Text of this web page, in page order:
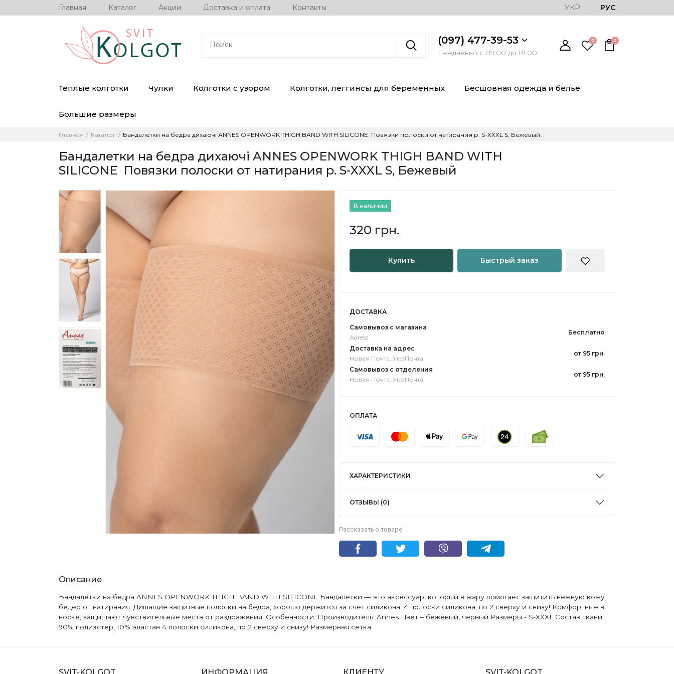
Главная Каталог Акции Доставка и оплата Контакты УКР РУС
(097) 477-39-53
Ежедневно с 09:00 до 18:00
0 0
Теплые колготки Чулки Колготки с узором Колготки, леггинсы для беременных Бесшовная одежда и белье
Большие размеры
Главная Каталог Бандалетки на бедра дихаючі ANNES OPENWORK THIGH BAND WITH SILICONE Повязки полоски от натирания р. S-XXXL S, Бежевый
Бандалетки на бедра дихаючі ANNES OPENWORK THIGH BAND WITH
SILICONE Повязки полоски от натирания р. S-XXXL S, Бежевый
В наличии
320 грн.
Купить Быстрый заказ
ДОСТАВКА
Самовывоз с магазина
Adress
Бесплатно
Доставка на адрес
Новая Почта, УкрПочта
от 95 грн.
Самовывоз с отделения
Новая Почта, УкрПочта
от 95 грн.
ОПЛАТА
ХАРАКТЕРИСТИКИ
ОТЗЫВЫ (0)
Рассказать о товаре
Описание
Бандалетки на бедра ANNES OPENWORK THIGH BAND WITH SILICONE Бандалетки — это аксессуар, который в жару помогает защитить нежную кожу
бедер от натирания. Дишащие защитные полоски на бедра, хорошо держится за счет силикона: 4 полоски силикона, по 2 сверху и снизу! Комфортные в
носке, защищают чувствительные места от раздражения. Особенности: Производитель: Annes Цвет – бежевый, черный Размеры - S-XXXL Состав ткани:
90% полиэстер, 10% эластан 4 полоски силикона, по 2 сверху и снизу! Размерная сетка: